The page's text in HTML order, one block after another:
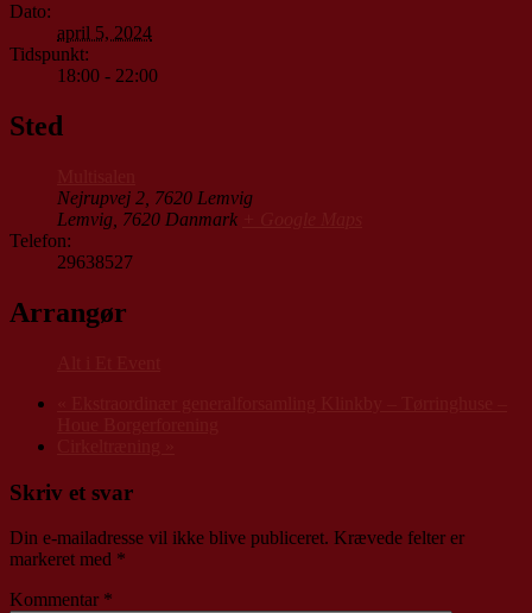
Dato:
april 5, 2024
Tidspunkt:
18:00 - 22:00
Sted
Nejrupvej 2, 7620 Lemvig
Lemvig 7620 Danmark
Telefon:
29638527
Arrangør
Skriv et svar
Din e-mailadresse vil ikke blive publiceret. Krævede felter er
markeret med *
Kommentar *